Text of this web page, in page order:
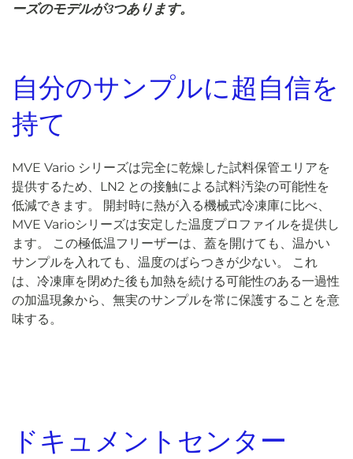
ーズのモデルが3つあります。
自分のサンプルに超自信を
持て
MVE Vario シリーズは完全に乾燥した試料保管エリアを
提供するため、LN2 との接触による試料汚染の可能性を
低減できます。 開封時に熱が入る機械式冷凍庫に比べ、
MVE Varioシリーズは安定した温度プロファイルを提供し
ます。 この極低温フリーザーは、蓋を開けても、温かい
サンプルを入れても、温度のばらつきが少ない。 これ
は、冷凍庫を閉めた後も加熱を続ける可能性のある一過性
の加温現象から、無実のサンプルを常に保護することを意
味する。
ドキュメントセンター